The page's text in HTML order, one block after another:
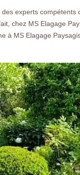
Nous
experts
chez MS Elagage
à MS Elagage